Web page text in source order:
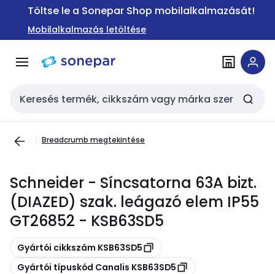
Ugrás a
Ugrás a
tartalomra
Töltse le a Sonepar Shop mobilalkalmazását!
Mobilalkalmazás letöltése
Keresési bemenet
Breadcrumb megtekintése
Schneider - Síncsatorna 63A bizt.
(DIAZED) szak. leágazó elem IP55
GT26852 - KSB63SD5
Másolás
Gyártói cikkszám KSB63SD5
Másolás
Gyártói típuskód Canalis KSB63SD5